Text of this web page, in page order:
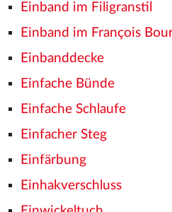
Einband im Filigranstil
Einband im François
Einbanddecke
Einfache Bünde
Einfache Schlaufe
Einfacher Steg
Einfärbung
Einhakverschluss